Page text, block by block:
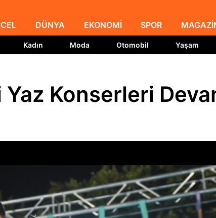
DÜNYA EKONOMİ SPOR
Kadın Moda Otomobil Yaşam
Konserleri